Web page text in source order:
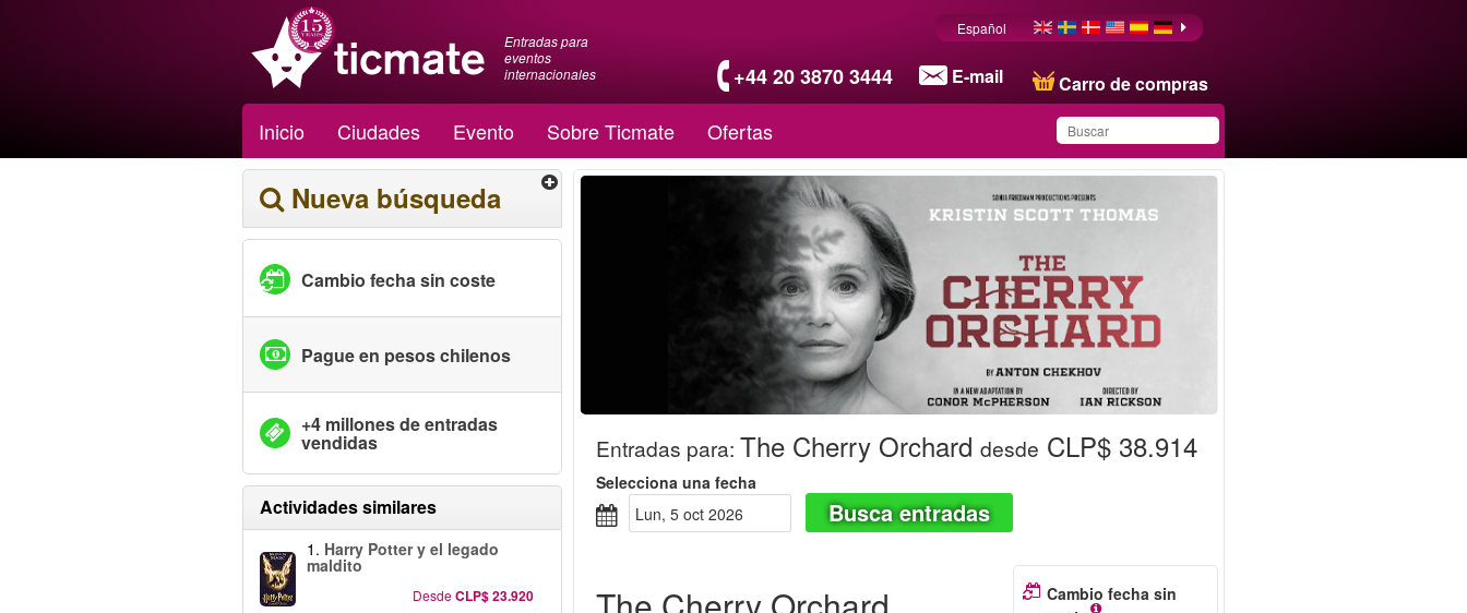
Entradas para
eventos
internacionales
+44 20 3870 3444 E-mail Carro de compras
Español
Inicio Ciudades Evento Sobre Ticmate Ofertas
Ha guardado este
producto en su lista
Nueva búsqueda
Cambio fecha sin coste
Pague en pesos chilenos
+4 millones de entradas
vendidas
Actividades similares
1. Harry Potter y el legado
maldito
DesdeCLP$ 23.920
Entradas para:The Cherry Orchard desde CLP$ 38.914
Selecciona una fecha
lun, 5 oct 2026
Busca entradas
Cambio fecha sin